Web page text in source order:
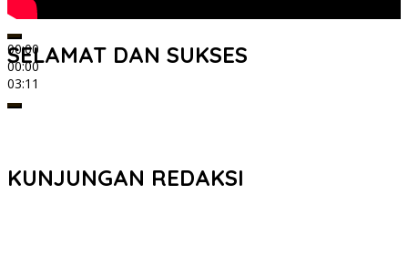
00:00
00:00
03:11
SELAMAT DAN SUKSES
KUNJUNGAN REDAKSI